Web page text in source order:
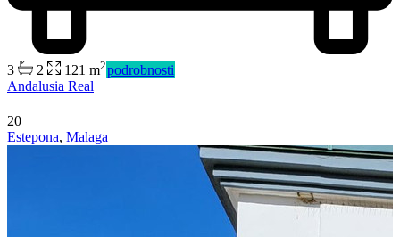
3 2 121 m2podrobnosti
Andalusia Real
20
Estepona, Malaga